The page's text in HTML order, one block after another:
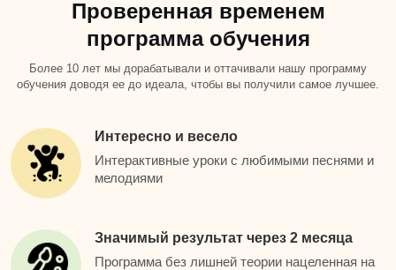
Проверенная временем
программа обучения
Более 10 лет мы дорабатывали и оттачивали нашу программу
обучения доводя ее до идеала, чтобы вы получили самое лучшее.
Интересно и весело
Интерактивные уроки с любимыми песнями и
мелодиями
Значимый результат через 2 месяца
Программа без лишней теории нацеленная на